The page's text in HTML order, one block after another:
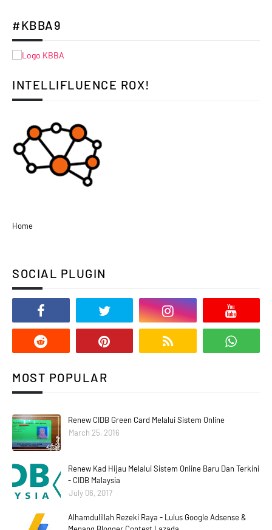
#KBBA9
INTELLIFLUENCE ROX!
Home
SOCIAL PLUGIN
MOST POPULAR
Renew CIDB Green Card Melalui Sistem Online
March 25, 2016
Renew Kad Hijau Melalui Sistem Online Baru Dan Terkini
- CIDB Malaysia
July 06, 2017
Alhamdulillah Rezeki Raya - Lulus Google Adsense &